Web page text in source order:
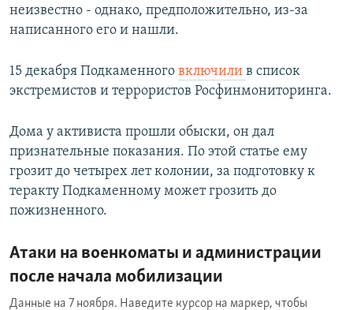
неизвестно - однако, предположительно, из-за
написанного его и нашли.
15 декабря Подкаменного включили в список
экстремистов и террористов Росфинмониторинга.
Дома у активиста прошли обыски, он дал
признательные показания. По этой статье ему
грозит до четырех лет колонии, за подготовку к
теракту Подкаменному может грозить до
пожизненного.